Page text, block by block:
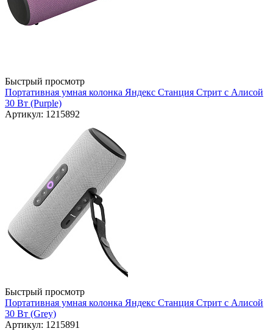
Быстрый просмотр
Портативная умная колонка Яндекс Станция Стрит с Алисой
30 Вт (Purple)
Артикул: 1215892
Быстрый просмотр
Портативная умная колонка Яндекс Станция Стрит с Алисой
30 Вт (Grey)
Артикул: 1215891